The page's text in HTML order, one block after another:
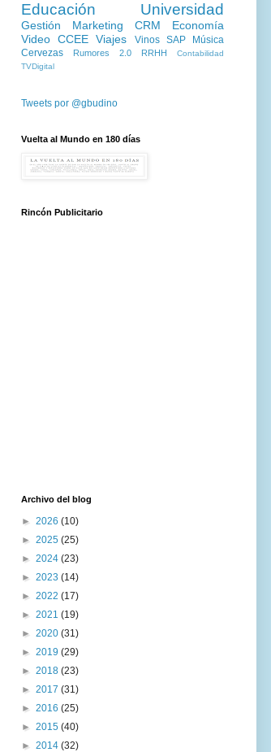
Educación
Universidad
Gestión Marketing CRM
Economía
Video CCEE Viajes Vinos SAP
Música
Cervezas
Rumores 2.0 RRHH
Contabilidad
TVDigital
Tweets por @gbudino
Vuelta al Mundo en 180 días
Rincón Publicitario
Archivo del blog
► 2026 (10)
► 2025 (25)
► 2024 (23)
► 2023 (14)
► 2022 (17)
► 2021 (19)
► 2020 (31)
► 2019 (29)
► 2018 (23)
► 2017 (31)
► 2016 (25)
► 2015 (40)
► 2014 (32)